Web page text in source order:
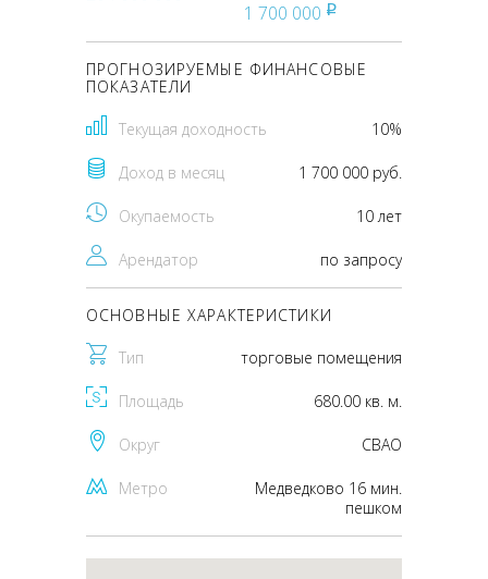
1 700 000 pуб
ПРОГНОЗИРУЕМЫЕ ФИНАНСОВЫЕ
ПОКАЗАТЕЛИ
Текущая доходность 10%
Доход в месяц 1 700 000 руб.
Окупаемость 10 лет
Арендатор по запросу
ОСНОВНЫЕ ХАРАКТЕРИСТИКИ
Тип торговые помещения
Площадь 680.00 кв. м.
Округ CВАО
Метро
Медведково 16 мин.
пешком